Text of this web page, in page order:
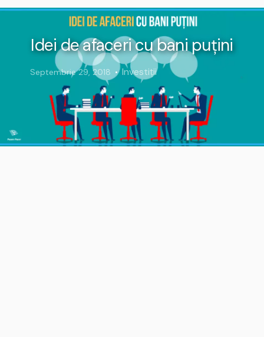
Idei de afaceri cu bani puțini
Septembrie 29, 2018 Investiții